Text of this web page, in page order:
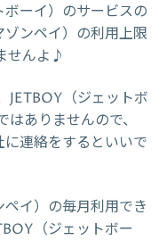
ボーイ）のサービスの
ンペイ）の利用上限
せんよ♪
JETBOY（ジェットボ
ありませんので、
連絡をするといいで
イ）の毎月利用でき
（ジェットボー